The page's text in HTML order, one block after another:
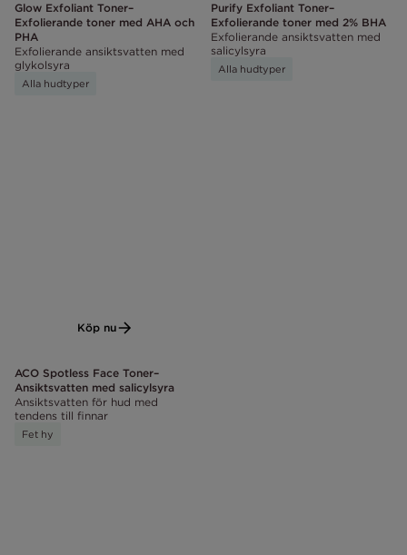
Glow Exfoliant Toner–
Exfolierande toner med AHA och
PHA
Exfolierande ansiktsvatten med
glykolsyra
Alla hudtyper
Purify Exfoliant Toner–
Exfolierande toner med 2% BHA
Exfolierande ansiktsvatten med
salicylsyra
Alla hudtyper
Köp nu
ACO Spotless Face Toner–
Ansiktsvatten med salicylsyra
Ansiktsvatten för hud med
tendens till finnar
Fet hy